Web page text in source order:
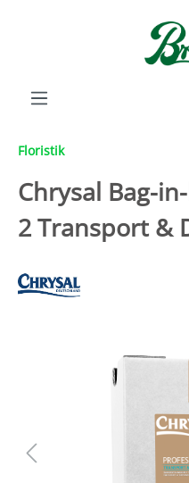
Floristik
Chrysal Bag-
2 Transport &